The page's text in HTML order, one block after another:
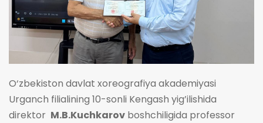
O‘zbekiston davlat xoreografiya akademiyasi
Urganch filialining 10-sonli Kengash yig’ilishida
direktor M.B.Kuchkarov boshchiligida professor